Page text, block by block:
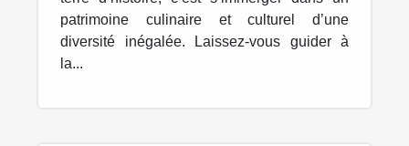
patrimoine culinaire et culturel d’une
diversité inégalée. Laissez-vous guider à
la...